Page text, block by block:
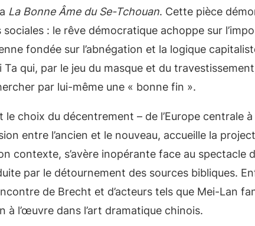
La Bonne Âme du Se-Tchouan. Cette pièce
: le rêve démocratique achoppe sur
fondée sur l’abnégation et la logique
qui, par le jeu du masque et du
par lui-même une « bonne fin ».
choix du décentrement – de l’Europe centrale
entre l’ancien et le nouveau, accueille la
contexte, s’avère inopérante face au spectacle
par le détournement des sources bibliques.
de Brecht et d’acteurs tels que Mei-Lan
l’œuvre dans l’art dramatique chinois.